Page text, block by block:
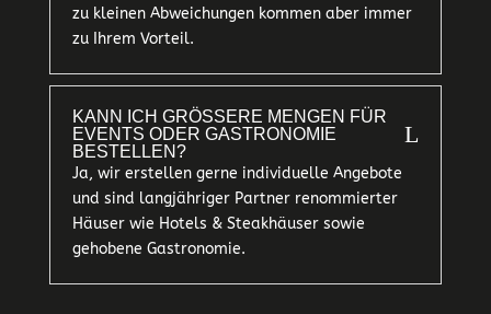
zu kleinen Abweichungen kommen aber immer
zu Ihrem Vorteil.
KANN ICH GRÖSSERE MENGEN FÜR E
VENTS ODER GASTRONOMIE B
ESTELLEN?
L
Ja, wir erstellen gerne individuelle Angebote
und sind langjähriger Partner renommierter
Häuser wie Hotels & Steakhäuser sowie
gehobene Gastronomie.